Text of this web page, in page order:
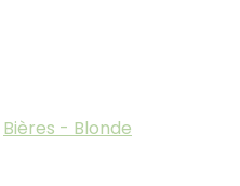
Bières - Blonde